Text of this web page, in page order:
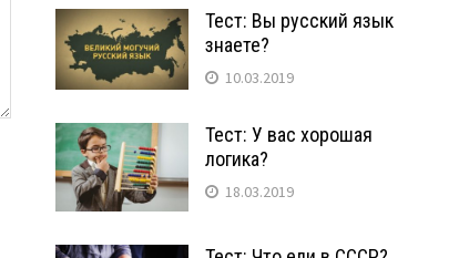
Тест: Вы русский язык
знаете?
10.03.2019
Тест: У вас хорошая
логика?
18.03.2019